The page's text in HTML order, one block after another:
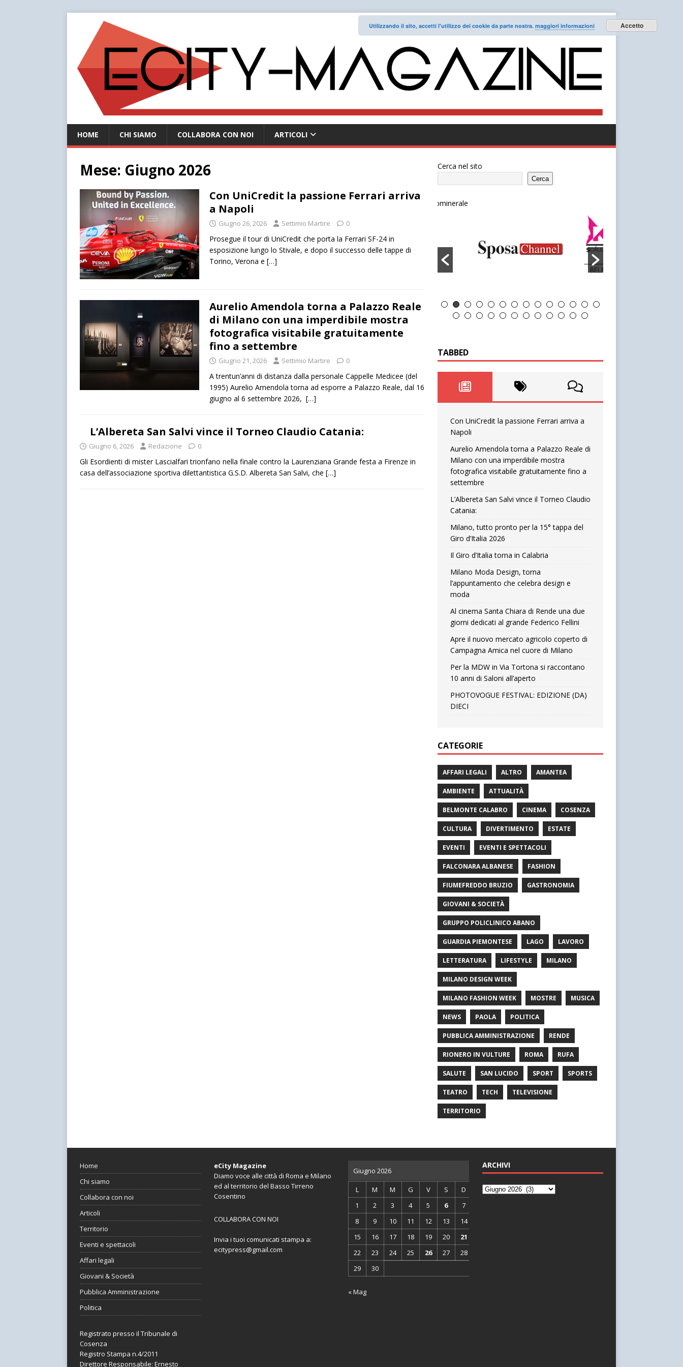
HOME CHI SIAMO COLLABORA CON NOI ARTICOLI
Mese: Giugno 2026
Con UniCredit la passione Ferrari arriva
a Napoli
Giugno 26, 2026 Settimio Martire 0
Prosegue il tour di UniCredit che porta la Ferrari SF-24 in
esposizione lungo lo Stivale, e dopo il successo delle tappe di
Torino, Verona e […]
Aurelio Amendola torna a Palazzo Reale
di Milano con una imperdibile mostra
fotografica visitabile gratuitamente
fino a settembre
Giugno 21, 2026 Settimio Martire 0
A trentun’anni di distanza dalla personale Cappelle Medicee (del
1995) Aurelio Amendola torna ad esporre a Palazzo Reale, dal 16
giugno al 6 settembre 2026, […]
L’Albereta San Salvi vince il Torneo Claudio Catania:
Giugno 6, 2026 Redazione 0
Gli Esordienti di mister Lascialfari trionfano nella finale contro la Laurenziana Grande festa a Firenze in
casa dell’associazione sportiva dilettantistica G.S.D. Albereta San Salvi, che […]
Cerca nel sito
Cerca
TABBED
Con UniCredit la passione Ferrari arriva a
Napoli
Aurelio Amendola torna a Palazzo Reale di
Milano con una imperdibile mostra
fotografica visitabile gratuitamente fino a
settembre
L’Albereta San Salvi vince il Torneo Claudio
Catania:
Milano, tutto pronto per la 15° tappa del
Giro d’Italia 2026
Il Giro d’Italia torna in Calabria
Milano Moda Design, torna
l’appuntamento che celebra design e
moda
Al cinema Santa Chiara di Rende una due
giorni dedicati al grande Federico Fellini
Apre il nuovo mercato agricolo coperto di
Campagna Amica nel cuore di Milano
Per la MDW in Via Tortona si raccontano
10 anni di Saloni all’aperto
PHOTOVOGUE FESTIVAL: EDIZIONE (DA)
DIECI
CATEGORIE
AFFARI LEGALI ALTRO AMANTEA
AMBIENTE ATTUALITÀ
BELMONTE CALABRO CINEMA COSENZA
CULTURA DIVERTIMENTO ESTATE
EVENTI EVENTI E SPETTACOLI
FALCONARA ALBANESE FASHION
FIUMEFREDDO BRUZIO GASTRONOMIA
GIOVANI & SOCIETÀ
GRUPPO POLICLINICO ABANO
GUARDIA PIEMONTESE LAGO LAVORO
LETTERATURA LIFESTYLE MILANO
MILANO DESIGN WEEK
MILANO FASHION WEEK MOSTRE MUSICA
NEWS PAOLA POLITICA
PUBBLICA AMMINISTRAZIONE RENDE
RIONERO IN VULTURE ROMA RUFA
SALUTE SAN LUCIDO SPORT SPORTS
TEATRO TECH TELEVISIONE
TERRITORIO
Home
Chi siamo
Collabora con noi
Articoli
Territorio
Eventi e spettacoli
Affari legali
Giovani & Società
Pubblica Amministrazione
Politica
Registrato presso il Tribunale di
Cosenza
Registro Stampa n.4/2011
Direttore Responsabile: Ernesto
eCity Magazine
Diamo voce alle città di Roma e Milano
ed al territorio del Basso Tirreno
Cosentino
COLLABORA CON NOI
Invia i tuoi comunicati stampa a:
ecitypress@gmail.com
Giugno 2026
L M M G V S
D
1
2 3 4 5 6
7
8
9 10 11 12 13
14
15
16 17 18 19 20
21
22
23 24 25 26 27
28
29
30
« Mag
ARCHIVI
Utilizzando il sito, accetti l'utilizzo dei cookie da parte nostra. maggiori informazioni Accetto